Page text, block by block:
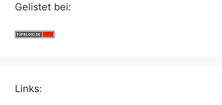
Gelistet bei:
Links: